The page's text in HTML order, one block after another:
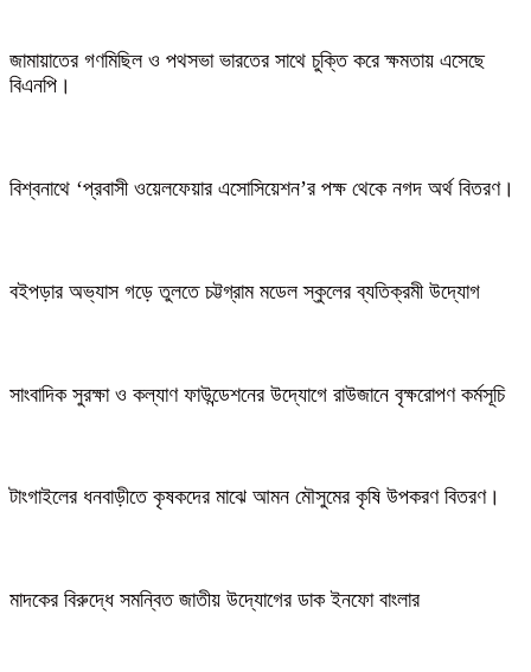
জামায়াতের গণমিছিল ও পথসভা ভারতের সাথে চুক্তি করে ক্ষমতায় এসেছে
বিএনপি।
বিশ্বনাথে ‘প্রবাসী ওয়েলফেয়ার এসোসিয়েশন’র পক্ষ থেকে নগদ অর্থ বিতরণ।
বইপড়ার অভ্যাস গড়ে তুলতে চট্টগ্রাম মডেল স্কুলের ব্যতিক্রমী উদ্যোগ
সাংবাদিক সুরক্ষা ও কল্যাণ ফাউন্ডেশনের উদ্যোগে রাউজানে বৃক্ষরোপণ কর্মসূচি
টাংগাইলের ধনবাড়ীতে কৃষকদের মাঝে আমন মৌসুমের কৃষি উপকরণ বিতরণ।
মাদকের বিরুদ্ধে সমন্বিত জাতীয় উদ্যোগের ডাক ইনফো বাংলার